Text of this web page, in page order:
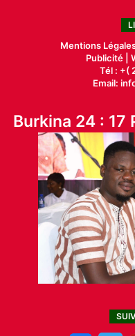
Mentions
Publicité|
Tél : +(
Email:
Burkina 24 : 17